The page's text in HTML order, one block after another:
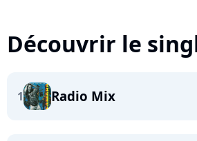
Découvrir le
1 Radio Mix